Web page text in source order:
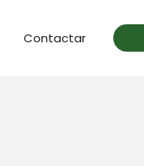
Contactar